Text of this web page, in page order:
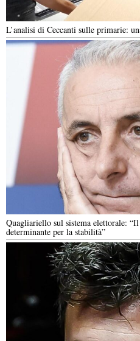
L’analisi di Ceccanti sulle primarie:
Quagliariello sul sistema elettorale:
determinante per la stabilità”